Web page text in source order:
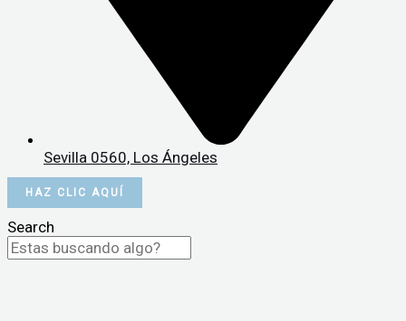
Sevilla 0560, Los Ángeles
HAZ CLIC AQUÍ
Search